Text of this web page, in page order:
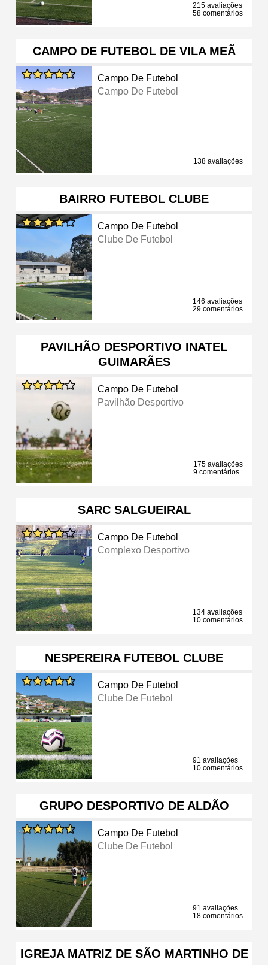
215 avaliações
58 comentários
CAMPO DE FUTEBOL DE VILA MEÃ
Campo De Futebol
Campo De Futebol
138 avaliações
BAIRRO FUTEBOL CLUBE
Campo De Futebol
Clube De Futebol
146 avaliações
29 comentários
PAVILHÃO DESPORTIVO INATEL
GUIMARÃES
Campo De Futebol
Pavilhão Desportivo
175 avaliações
9 comentários
SARC SALGUEIRAL
Campo De Futebol
Complexo Desportivo
134 avaliações
10 comentários
NESPEREIRA FUTEBOL CLUBE
Campo De Futebol
Clube De Futebol
91 avaliações
10 comentários
GRUPO DESPORTIVO DE ALDÃO
Campo De Futebol
Clube De Futebol
91 avaliações
18 comentários
IGREJA MATRIZ DE SÃO MARTINHO DE